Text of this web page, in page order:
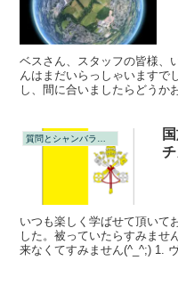
ベスさん、スタッフの皆様、
んはまだいらっしゃいますで
し、間に合いましたらどうか
んは。 先日は濃密なセミナ
いつも楽しく学ばせて頂いて
した。被っていたらすみませ
来なくてすみません(^_^;) 1.
冠」現世・霊界・煉獄、「金